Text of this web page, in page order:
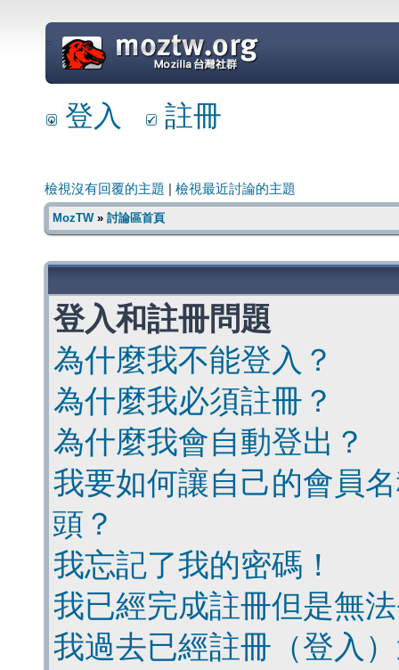
=
登入 註冊
檢視沒有回覆的主題 檢視最近討論的主題
MozTW» 討論區首頁
登入和註冊問題
為什麼我不能登入？
為什麼我必須註冊？
為什麼我會自動登出？
我要如何讓自己的會員
頭？
我忘記了我的密碼！
我已經完成註冊但是無
我過去已經註冊（登入